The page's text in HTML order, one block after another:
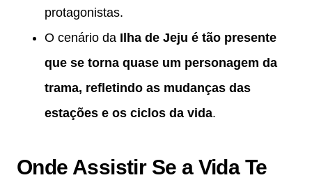
protagonistas.
O cenário da Ilha de Jeju é tão presente
que se torna quase um personagem da
trama, refletindo as mudanças das
estações e os ciclos da vida.
Onde Assistir Se a Vida Te